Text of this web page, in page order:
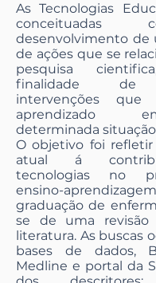
As Tecnologias
desenvolvimento de
de ações que se
pesquisa
finalidade de
intervenções
aprendizado
determinada
O objetivo foi
atual á
tecnologias no
ensino-
graduação de
se de uma revisão
literatura. As buscas
bases de dados,
Medline e portal da